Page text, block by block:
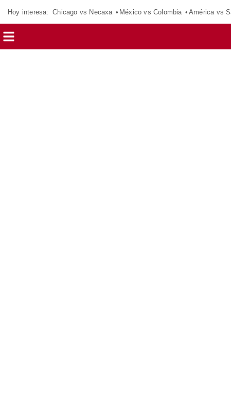
Hoy interesa: Chicago vs Necaxa México vs Colombia América vs